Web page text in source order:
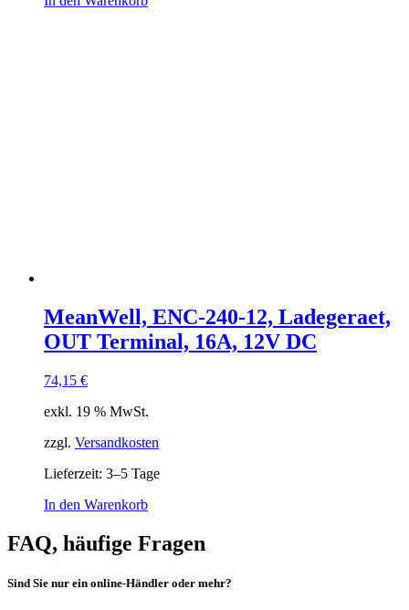
MeanWell, ENC-240-12, Ladegeraet,
OUT Terminal, 16A, 12V DC
74,15 €
exkl. 19 % MwSt.
zzgl. Versandkosten
Lieferzeit: 3–5 Tage
In den Warenkorb
FAQ, häufige Fragen
Sind Sie nur ein online-Händler oder mehr?